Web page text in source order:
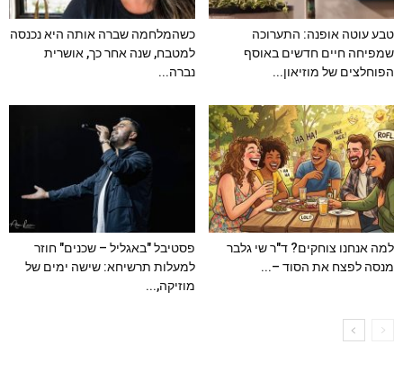
טבע עוטה אופנה: התערוכה
שמפיחה חיים חדשים באוסף
הפוחלצים של מוזיאון...
כשהמלחמה שברה אותה היא נכנסה
למטבח, שנה אחר כך, אושרית
נברה...
למה אנחנו צוחקים? ד"ר שי גלבר
מנסה לפצח את הסוד –...
פסטיבל "באגליל – שכנים" חוזר
למעלות תרשיחא: שישה ימים של
מוזיקה,...